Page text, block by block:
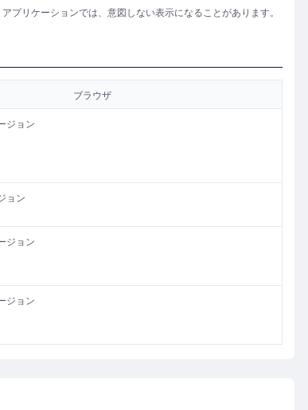
プリケーションでは、意図しない表示になることがあります。
ブラウザ
ジョン
ョン
ジョン
ジョン